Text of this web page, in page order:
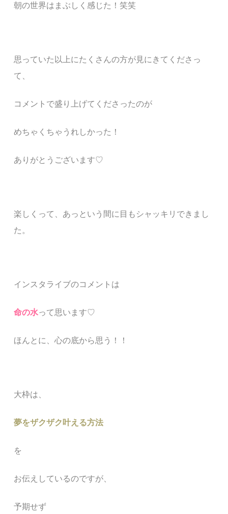
朝の世界はまぶしく感じた！笑笑
思っていた以上にたくさんの方が見にきてくださっ
て、
コメントで盛り上げてくださったのが
めちゃくちゃうれしかった！
ありがとうございます♡
楽しくって、あっという間に目もシャッキリできまし
た。
インスタライブのコメントは
命の水って思います♡
ほんとに、心の底から思う！！
大枠は、
夢をザクザク叶える方法
を
お伝えしているのですが、
予期せず